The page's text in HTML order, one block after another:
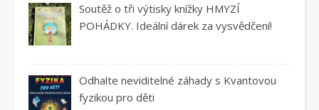
Soutěž o tři výtisky knížky HMYZÍ
POHÁDKY. Ideální dárek za vysvědčení!
Odhalte neviditelné záhady s Kvantovou
fyzikou pro děti